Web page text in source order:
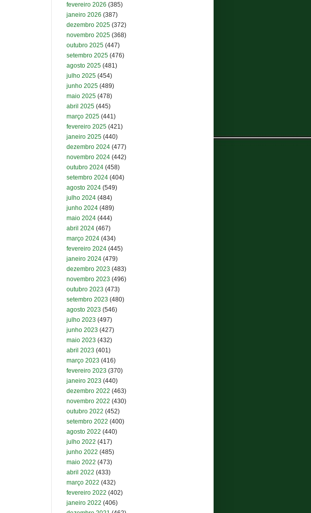
fevereiro 2026 (385)
janeiro 2026 (387)
dezembro 2025 (372)
novembro 2025 (368)
outubro 2025 (447)
setembro 2025 (476)
agosto 2025 (481)
julho 2025 (454)
junho 2025 (489)
maio 2025 (478)
abril 2025 (445)
março 2025 (441)
fevereiro 2025 (421)
janeiro 2025 (440)
dezembro 2024 (477)
novembro 2024 (442)
outubro 2024 (458)
setembro 2024 (404)
agosto 2024 (549)
julho 2024 (484)
junho 2024 (489)
maio 2024 (444)
abril 2024 (467)
março 2024 (434)
fevereiro 2024 (445)
janeiro 2024 (479)
dezembro 2023 (483)
novembro 2023 (496)
outubro 2023 (473)
setembro 2023 (480)
agosto 2023 (546)
julho 2023 (497)
junho 2023 (427)
maio 2023 (432)
abril 2023 (401)
março 2023 (416)
fevereiro 2023 (370)
janeiro 2023 (440)
dezembro 2022 (463)
novembro 2022 (430)
outubro 2022 (452)
setembro 2022 (400)
agosto 2022 (440)
julho 2022 (417)
junho 2022 (485)
maio 2022 (473)
abril 2022 (433)
março 2022 (432)
fevereiro 2022 (402)
janeiro 2022 (406)